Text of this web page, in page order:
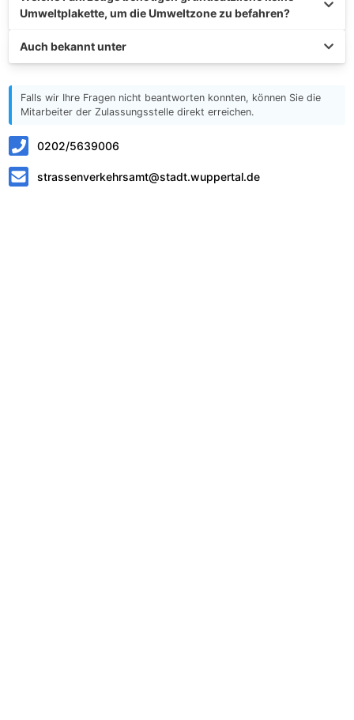
Umweltplakette, um die Umweltzone zu befahren?
Auch bekannt unter
Falls wir Ihre Fragen nicht beantworten konnten, können Sie die
Mitarbeiter der Zulassungsstelle direkt erreichen.
0202/5639006
strassenverkehrsamt@stadt.wuppertal.de